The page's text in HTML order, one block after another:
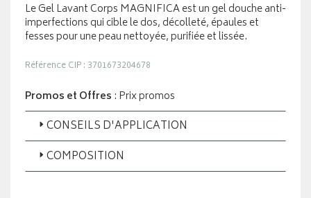
Le Gel Lavant Corps MAGNIFICA est un gel douche anti-
imperfections qui cible le dos, décolleté, épaules et
fesses pour une peau nettoyée, purifiée et lissée.
Référence CIP : 3701673204678
Promos et Offres : Prix promos
CONSEILS D'APPLICATION
COMPOSITION